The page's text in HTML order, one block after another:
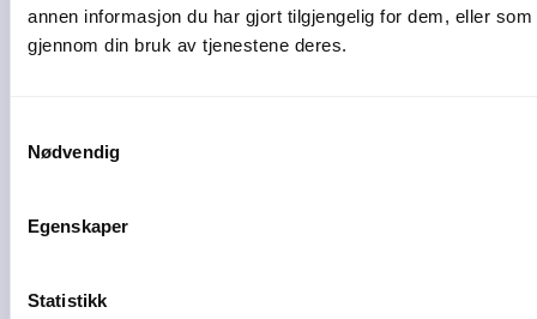
annen informasjon du har gjort tilgjengelig for dem, eller
gjennom din bruk av tjenestene deres.
Nødvendig
Egenskaper
Statistikk
Utvikler av ECIT Autogear AS
Plorea